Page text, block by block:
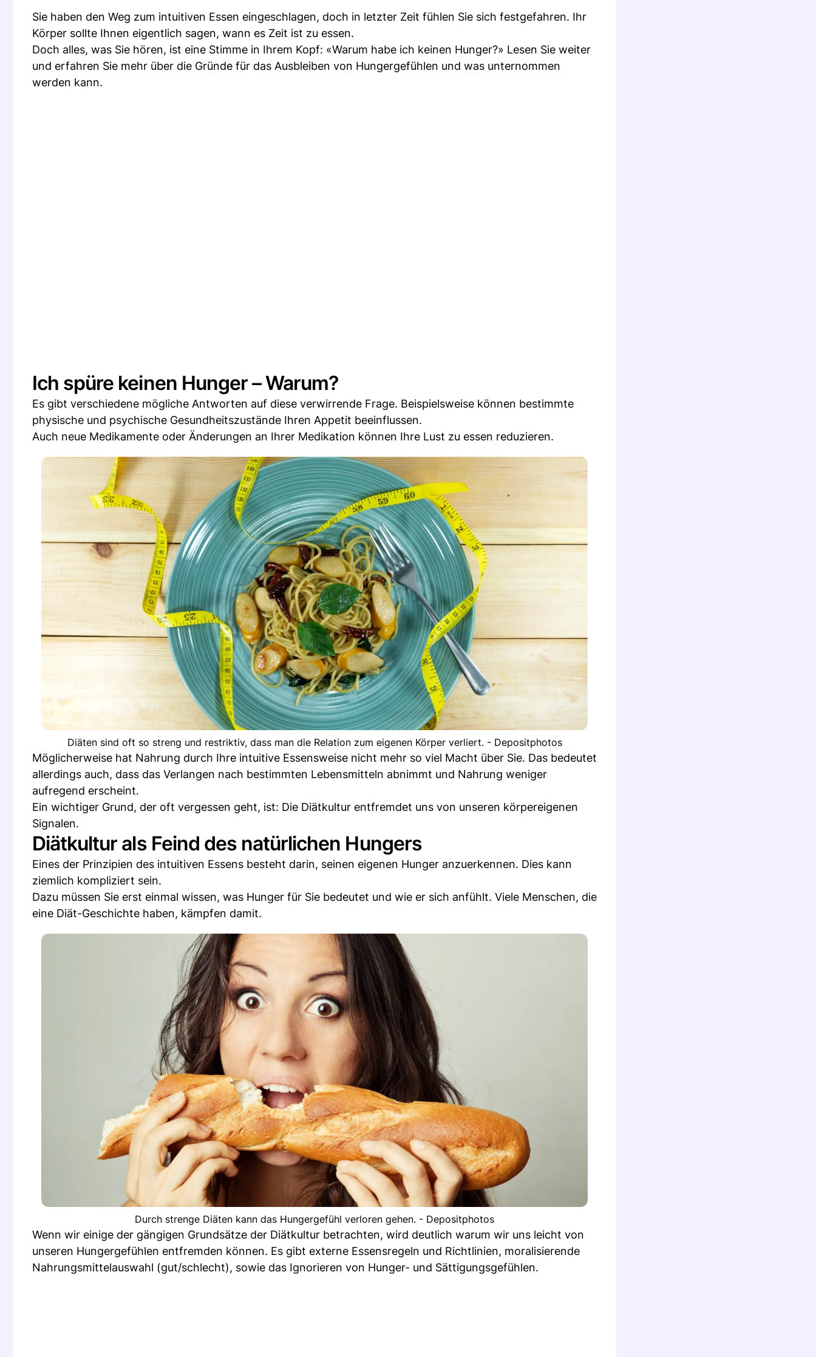
Sie haben den Weg zum intuitiven Essen eingeschlagen, doch in letzter Zeit fühlen Sie sich festgefahren. Ihr
Körper sollte Ihnen eigentlich sagen, wann es Zeit ist zu essen.
Doch alles, was Sie hören, ist eine Stimme in Ihrem Kopf: «Warum habe ich keinen Hunger?» Lesen Sie weiter
und erfahren Sie mehr über die Gründe für das Ausbleiben von Hungergefühlen und was unternommen
werden kann.
Ich spüre keinen Hunger – Warum?
Es gibt verschiedene mögliche Antworten auf diese verwirrende Frage. Beispielsweise können bestimmte
physische und psychische Gesundheitszustände Ihren Appetit beeinflussen.
Auch neue Medikamente oder Änderungen an Ihrer Medikation können Ihre Lust zu essen reduzieren.
Diäten sind oft so streng und restriktiv, dass man die Relation zum eigenen Körper verliert. - Depositphotos
Möglicherweise hat Nahrung durch Ihre intuitive Essensweise nicht mehr so viel Macht über Sie. Das bedeutet
allerdings auch, dass das Verlangen nach bestimmten Lebensmitteln abnimmt und Nahrung weniger
aufregend erscheint.
Ein wichtiger Grund, der oft vergessen geht, ist: Die Diätkultur entfremdet uns von unseren körpereigenen
Signalen.
Diätkultur als Feind des natürlichen Hungers
Eines der Prinzipien des intuitiven Essens besteht darin, seinen eigenen Hunger anzuerkennen. Dies kann
ziemlich kompliziert sein.
Dazu müssen Sie erst einmal wissen, was Hunger für Sie bedeutet und wie er sich anfühlt. Viele Menschen, die
eine Diät-Geschichte haben, kämpfen damit.
Durch strenge Diäten kann das Hungergefühl verloren gehen. - Depositphotos
Wenn wir einige der gängigen Grundsätze der Diätkultur betrachten, wird deutlich warum wir uns leicht von
unseren Hungergefühlen entfremden können. Es gibt externe Essensregeln und Richtlinien, moralisierende
Nahrungsmittelauswahl (gut/schlecht), sowie das Ignorieren von Hunger- und Sättigungsgefühlen.